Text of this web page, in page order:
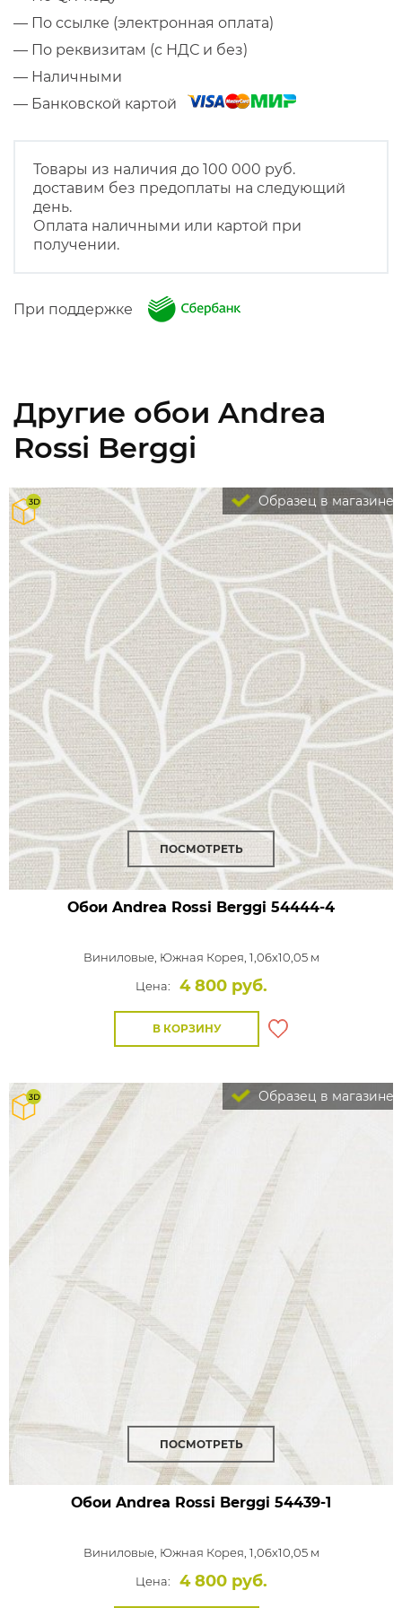
— По ссылке (электронная оплата)
— По реквизитам (с НДС и без)
— Наличными
— Банковской картой
Товары из наличия до 100 000 руб.
доставим без предоплаты на следующий
день.
Оплата наличными или картой при
получении.
При поддержке
Другие обои Andrea
Rossi Berggi
Образец в магазине
ПОСМОТРЕТЬ
Обои Andrea Rossi Berggi 54444-4
Виниловые, Южная Корея, 1,06x10,05 м
Цена:
4 800 руб.
В КОРЗИНУ
Образец в магазине
ПОСМОТРЕТЬ
Обои Andrea Rossi Berggi 54439-1
Виниловые, Южная Корея, 1,06x10,05 м
Цена:
4 800 руб.